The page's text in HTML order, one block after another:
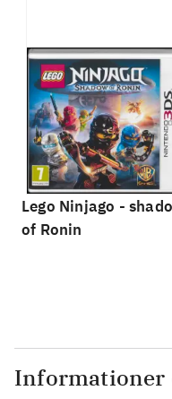
Lego Ninjago -
of Ronin
Informationer